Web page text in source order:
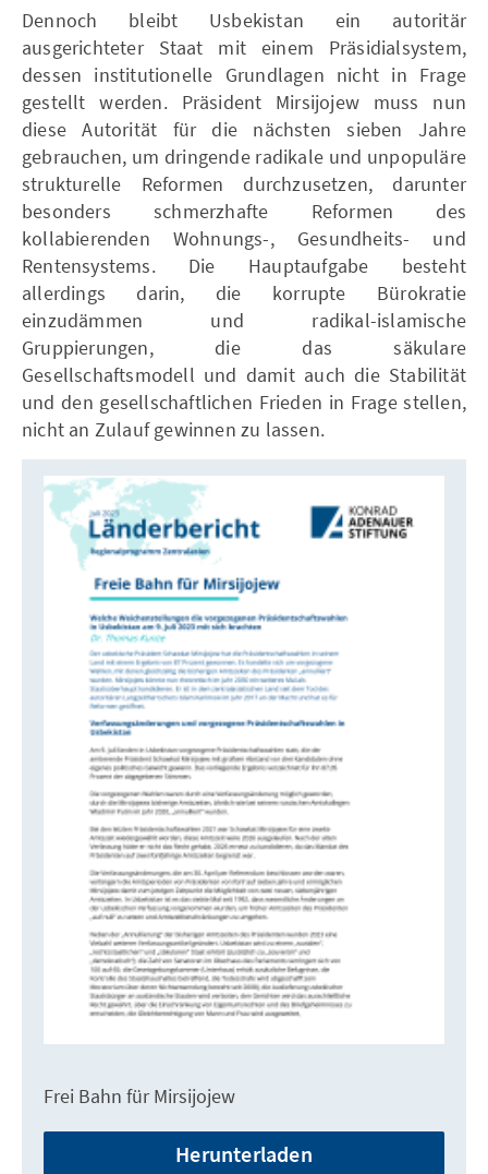
Dennoch bleibt Usbekistan ein autoritär
ausgerichteter Staat mit einem Präsidialsystem,
dessen institutionelle Grundlagen nicht in Frage
gestellt werden. Präsident Mirsijojew muss nun
diese Autorität für die nächsten sieben Jahre
gebrauchen, um dringende radikale und unpopuläre
strukturelle Reformen durchzusetzen, darunter
besonders schmerzhafte Reformen des
kollabierenden Wohnungs-, Gesundheits- und
Rentensystems. Die Hauptaufgabe besteht
allerdings darin, die korrupte Bürokratie
einzudämmen und radikal-islamische
Gruppierungen, die das säkulare
Gesellschaftsmodell und damit auch die Stabilität
und den gesellschaftlichen Frieden in Frage stellen,
nicht an Zulauf gewinnen zu lassen.
Frei Bahn für Mirsijojew
Herunterladen